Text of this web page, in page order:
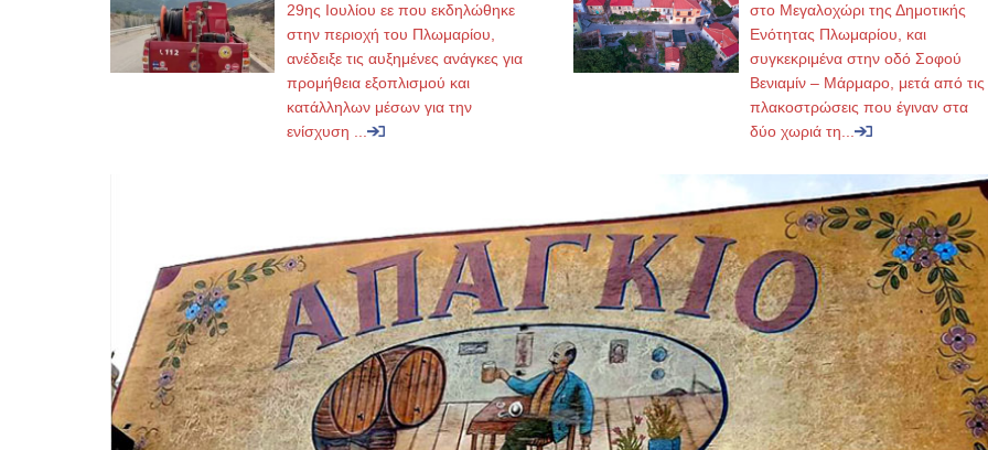
29ης Ιουλίου εε που εκδηλώθηκε
στην περιοχή του Πλωμαρίου,
ανέδειξε τις αυξημένες ανάγκες για
προμήθεια εξοπλισμού και
κατάλληλων μέσων για την
ενίσχυση ...
στο Μεγαλοχώρι της Δημοτικής
Ενότητας Πλωμαρίου, και
συγκεκριμένα στην οδό Σοφού
Βενιαμίν – Μάρμαρο, μετά από τις
πλακοστρώσεις που έγιναν στα
δύο χωριά τη...